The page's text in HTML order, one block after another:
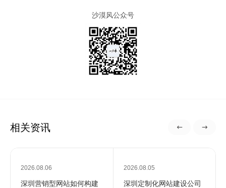
沙漠风公众号
相关资讯
2026.08.06
深圳营销型网站如何构建
2026.08.05
深圳定制化网站建设公司